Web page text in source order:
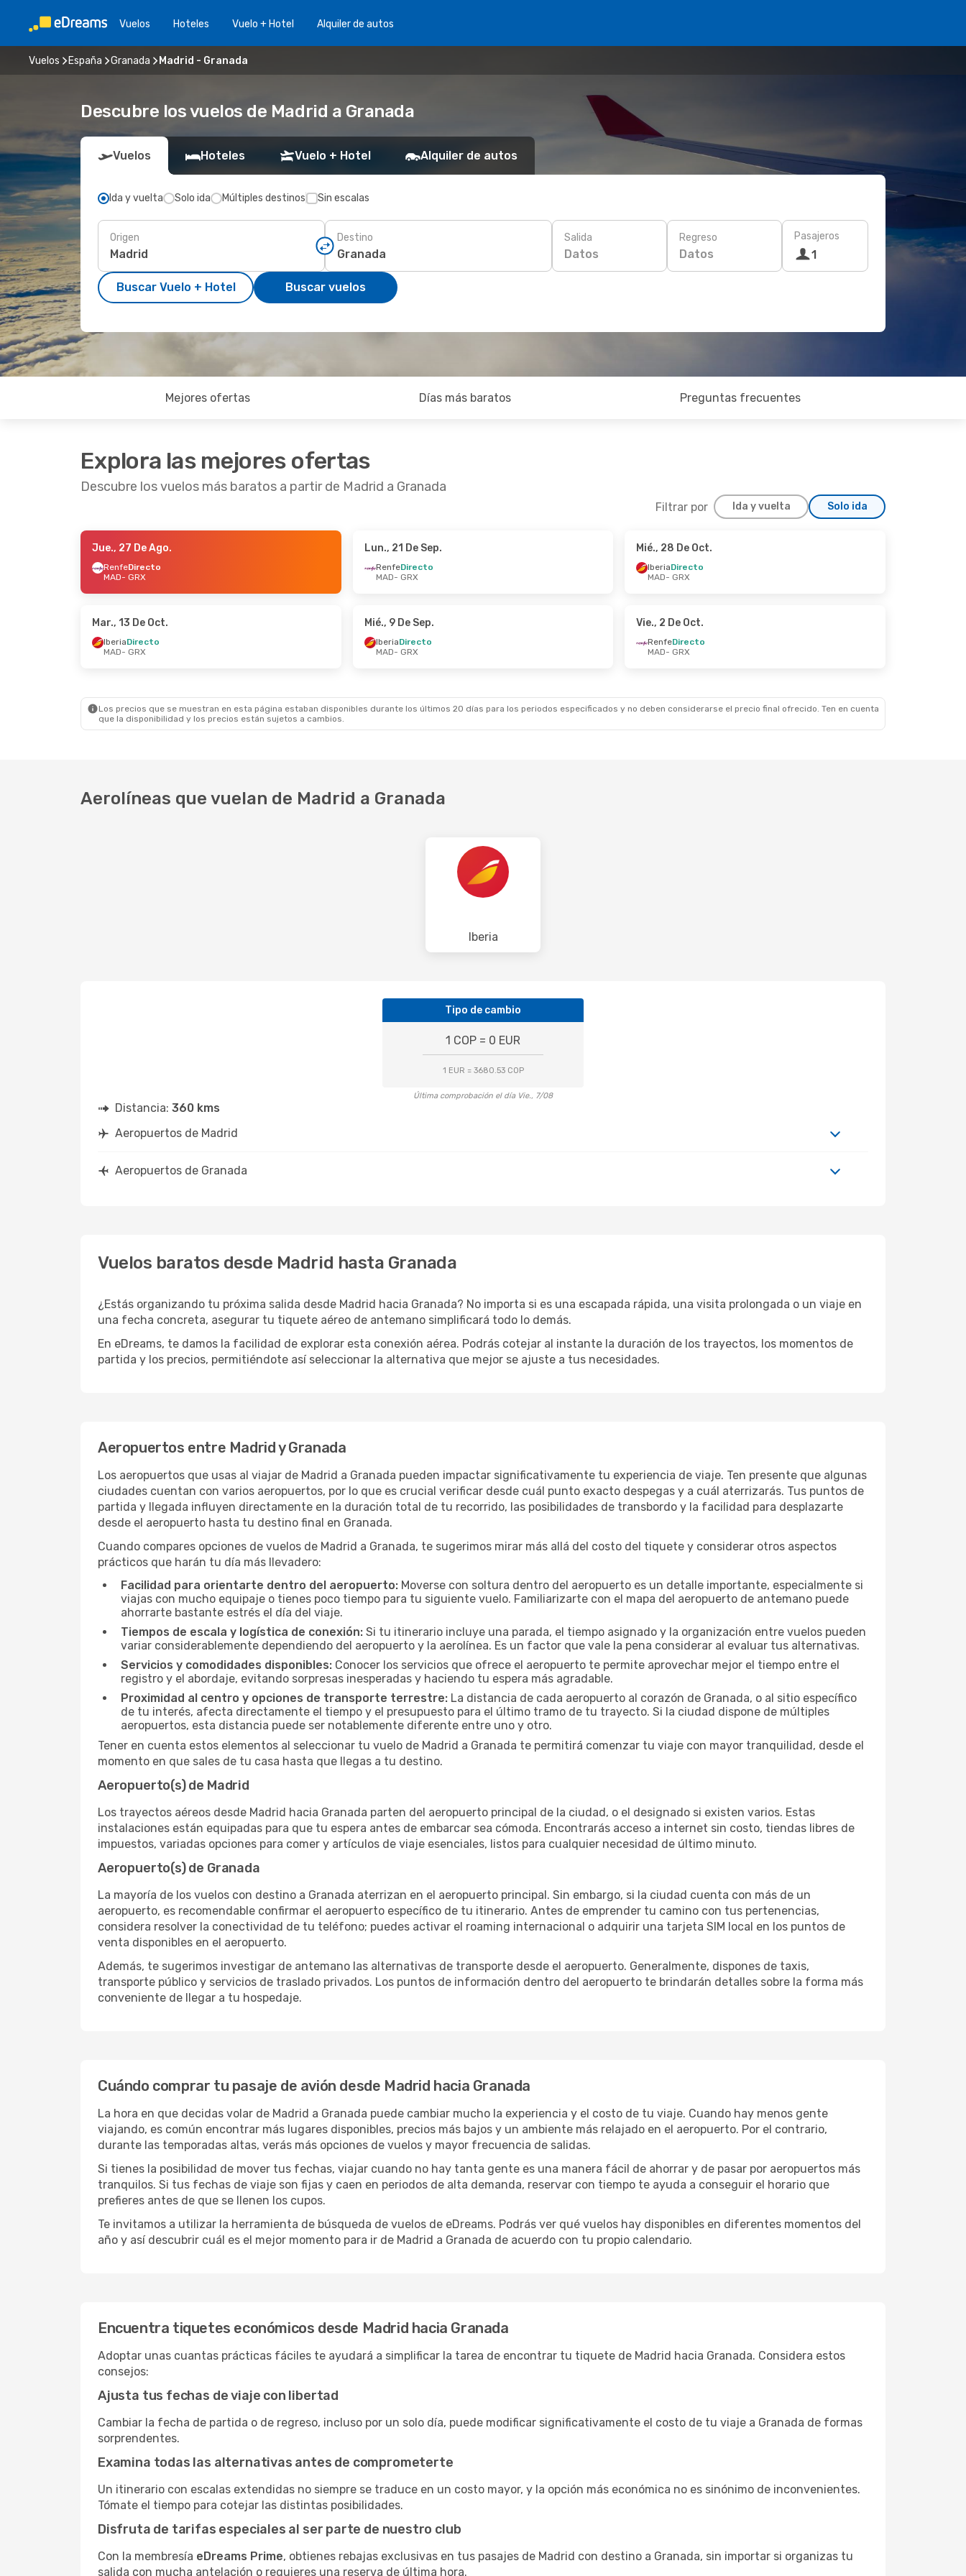
Vuelos Hoteles Vuelo + Hotel Alquiler de autos
Vuelos España Granada Madrid - Granada
Descubre los vuelos de Madrid a Granada
Vuelos Hoteles Vuelo + Hotel Alquiler de autos
Ida y vuelta Solo ida Múltiples destinos Sin escalas
Origen Destino Salida
Datos
Regreso
Datos
Pasajeros
1
Buscar Vuelo + Hotel Buscar vuelos
Mejores ofertas Días más baratos Preguntas frecuentes
Explora las mejores ofertas
Descubre los vuelos más baratos a partir de Madrid a Granada
Filtrar por Ida y vuelta Solo ida
- Mié., 26 De Ago. - Sáb., 19 De Sep.
- Dom., 18 De Oct. - Dom., 4 De Oct.
GRX
- MAD
Jue., 27 De Ago.
RenfeDirecto
MAD- GRX
Lun., 21 De Sep.
RenfeDirecto
MAD- GRX
Mié., 28 De Oct.
IberiaDirecto
MAD- GRX
Mar., 13 De Oct.
IberiaDirecto
MAD- GRX
Mié., 9 De Sep.
IberiaDirecto
MAD- GRX
Vie., 2 De Oct.
RenfeDirecto
MAD- GRX
Los precios que se muestran en esta página estaban disponibles durante los últimos 20 días para los periodos especificados y no deben considerarse el precio final ofrecido. Ten en cuenta
que la disponibilidad y los precios están sujetos a cambios.
Aerolíneas que vuelan de Madrid a Granada
Iberia
Tipo de cambio
1 COP = 0 EUR
1 EUR = 3680.53 COP
Última comprobación el día Vie., 7/08
Distancia: 360 kms
Aeropuertos de Madrid
Aeropuertos de Granada
Vuelos baratos desde Madrid hasta Granada
¿Estás organizando tu próxima salida desde Madrid hacia Granada? No importa si es una escapada rápida, una visita prolongada o un viaje en
una fecha concreta, asegurar tu tiquete aéreo de antemano simplificará todo lo demás.
En eDreams, te damos la facilidad de explorar esta conexión aérea. Podrás cotejar al instante la duración de los trayectos, los momentos de
partida y los precios, permitiéndote así seleccionar la alternativa que mejor se ajuste a tus necesidades.
Aeropuertos entre Madrid y Granada
Los aeropuertos que usas al viajar de Madrid a Granada pueden impactar significativamente tu experiencia de viaje. Ten presente que algunas
ciudades cuentan con varios aeropuertos, por lo que es crucial verificar desde cuál punto exacto despegas y a cuál aterrizarás. Tus puntos de
partida y llegada influyen directamente en la duración total de tu recorrido, las posibilidades de transbordo y la facilidad para desplazarte
desde el aeropuerto hasta tu destino final en Granada.
Cuando compares opciones de vuelos de Madrid a Granada, te sugerimos mirar más allá del costo del tiquete y considerar otros aspectos
prácticos que harán tu día más llevadero:
Facilidad para orientarte dentro del aeropuerto: Moverse con soltura dentro del aeropuerto es un detalle importante, especialmente si
viajas con mucho equipaje o tienes poco tiempo para tu siguiente vuelo. Familiarizarte con el mapa del aeropuerto de antemano puede
ahorrarte bastante estrés el día del viaje.
Tiempos de escala y logística de conexión: Si tu itinerario incluye una parada, el tiempo asignado y la organización entre vuelos pueden
variar considerablemente dependiendo del aeropuerto y la aerolínea. Es un factor que vale la pena considerar al evaluar tus alternativas.
Servicios y comodidades disponibles: Conocer los servicios que ofrece el aeropuerto te permite aprovechar mejor el tiempo entre el
registro y el abordaje, evitando sorpresas inesperadas y haciendo tu espera más agradable.
Proximidad al centro y opciones de transporte terrestre: La distancia de cada aeropuerto al corazón de Granada, o al sitio específico
de tu interés, afecta directamente el tiempo y el presupuesto para el último tramo de tu trayecto. Si la ciudad dispone de múltiples
aeropuertos, esta distancia puede ser notablemente diferente entre uno y otro.
Tener en cuenta estos elementos al seleccionar tu vuelo de Madrid a Granada te permitirá comenzar tu viaje con mayor tranquilidad, desde el
momento en que sales de tu casa hasta que llegas a tu destino.
Aeropuerto(s) de Madrid
Los trayectos aéreos desde Madrid hacia Granada parten del aeropuerto principal de la ciudad, o el designado si existen varios. Estas
instalaciones están equipadas para que tu espera antes de embarcar sea cómoda. Encontrarás acceso a internet sin costo, tiendas libres de
impuestos, variadas opciones para comer y artículos de viaje esenciales, listos para cualquier necesidad de último minuto.
Aeropuerto(s) de Granada
La mayoría de los vuelos con destino a Granada aterrizan en el aeropuerto principal. Sin embargo, si la ciudad cuenta con más de un
aeropuerto, es recomendable confirmar el aeropuerto específico de tu itinerario. Antes de emprender tu camino con tus pertenencias,
considera resolver la conectividad de tu teléfono; puedes activar el roaming internacional o adquirir una tarjeta SIM local en los puntos de
venta disponibles en el aeropuerto.
Además, te sugerimos investigar de antemano las alternativas de transporte desde el aeropuerto. Generalmente, dispones de taxis,
transporte público y servicios de traslado privados. Los puntos de información dentro del aeropuerto te brindarán detalles sobre la forma más
conveniente de llegar a tu hospedaje.
Cuándo comprar tu pasaje de avión desde Madrid hacia Granada
La hora en que decidas volar de Madrid a Granada puede cambiar mucho la experiencia y el costo de tu viaje. Cuando hay menos gente
viajando, es común encontrar más lugares disponibles, precios más bajos y un ambiente más relajado en el aeropuerto. Por el contrario,
durante las temporadas altas, verás más opciones de vuelos y mayor frecuencia de salidas.
Si tienes la posibilidad de mover tus fechas, viajar cuando no hay tanta gente es una manera fácil de ahorrar y de pasar por aeropuertos más
tranquilos. Si tus fechas de viaje son fijas y caen en periodos de alta demanda, reservar con tiempo te ayuda a conseguir el horario que
prefieres antes de que se llenen los cupos.
Te invitamos a utilizar la herramienta de búsqueda de vuelos de eDreams. Podrás ver qué vuelos hay disponibles en diferentes momentos del
año y así descubrir cuál es el mejor momento para ir de Madrid a Granada de acuerdo con tu propio calendario.
Encuentra tiquetes económicos desde Madrid hacia Granada
Adoptar unas cuantas prácticas fáciles te ayudará a simplificar la tarea de encontrar tu tiquete de Madrid hacia Granada. Considera estos
consejos:
Ajusta tus fechas de viaje con libertad
Cambiar la fecha de partida o de regreso, incluso por un solo día, puede modificar significativamente el costo de tu viaje a Granada de formas
sorprendentes.
Examina todas las alternativas antes de comprometerte
Un itinerario con escalas extendidas no siempre se traduce en un costo mayor, y la opción más económica no es sinónimo de inconvenientes.
Tómate el tiempo para cotejar las distintas posibilidades.
Disfruta de tarifas especiales al ser parte de nuestro club
Con la membresía eDreams Prime, obtienes rebajas exclusivas en tus pasajes de Madrid con destino a Granada, sin importar si organizas tu
salida con mucha antelación o requieres una reserva de última hora.